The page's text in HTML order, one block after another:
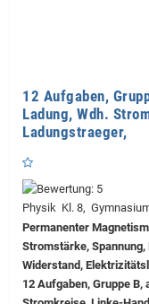
12 Aufgaben,
Ladung, Wdh.
Ladungstraeger,
Physik Kl. 8,
Permanenter
Stromstärke,
Widerstand,
12 Aufgaben, Gruppe B,